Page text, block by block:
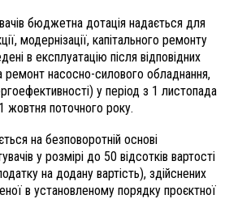
бюджетна дотація надається для
модернізації, капітального ремонту
в експлуатацію після відповідних
ремонт насосно-силового обладнання,
у період з 1 листопада
жовтня поточного року.
на безповоротній основі
у розмірі до 50 відсотків вартості
на додану вартість), здійснених
в установленому порядку проєктної